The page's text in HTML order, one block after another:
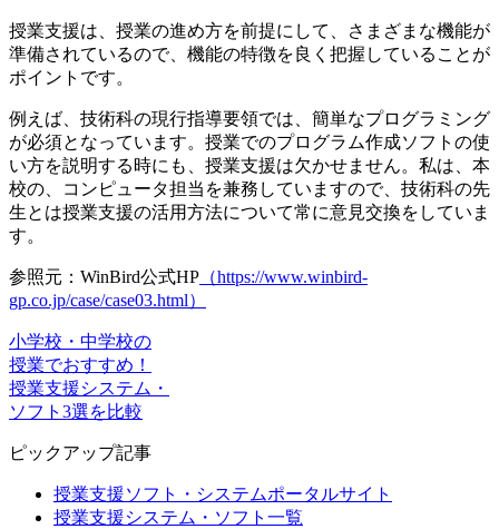
授業支援は、授業の進め方を前提にして、さまざまな機能が
準備されているので、機能の特徴を良く把握していることが
ポイントです。
例えば、技術科の現行指導要領では、簡単なプログラミング
が必須となっています。授業でのプログラム作成ソフトの使
い方を説明する時にも、授業支援は欠かせません。私は、本
校の、コンピュータ担当を兼務していますので、 技術科の先
生とは授業支援の活用方法について常に意見交換をしていま
す。
参照元：WinBird公式HP （https://www.winbird-
gp.co.jp/case/case03.html）
小学校・中学校の
授業でおすすめ！
授業支援システム・
ソフト3選を比較
ピックアップ記事
授業支援ソフト・システムポータルサイト
授業支援システム・ソフト一覧